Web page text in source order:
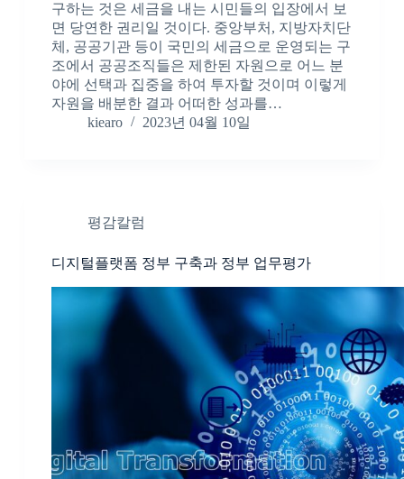
구하는 것은 세금을 내는 시민들의 입장에서 보
면 당연한 권리일 것이다. 중앙부처, 지방자치단
체, 공공기관 등이 국민의 세금으로 운영되는 구
조에서 공공조직들은 제한된 자원으로 어느 분
야에 선택과 집중을 하여 투자할 것이며 이렇게
자원을 배분한 결과 어떠한 성과를…
kiearo
2023년 04월 10일
평감칼럼
디지털플랫폼 정부 구축과 정부 업무평가